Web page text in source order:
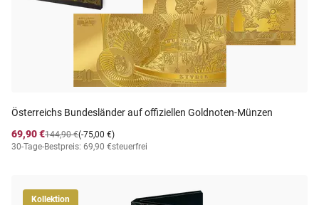
Österreichs Bundesländer auf offiziellen Goldnoten-Münzen
69,90 €
(-75,00 €)
144,90 €
30-Tage-Bestpreis: 69,90 €steuerfrei
Kollektion